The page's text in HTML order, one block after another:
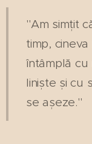
"Am simțit
timp,
întâmplă cu
liniște și cu
se așeze."